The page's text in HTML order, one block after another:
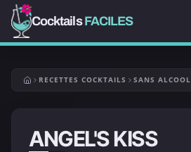
CocktailsFACILES
RECETTES COCKTAILS SANS ALCOOL
ANGEL'S KISS